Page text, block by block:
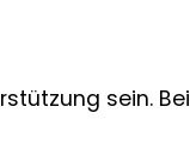
sein.